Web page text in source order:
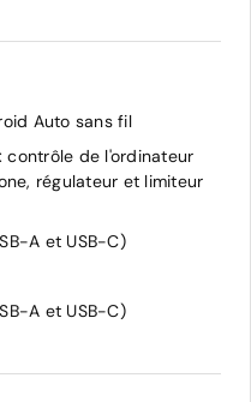
Auto sans fil
contrôle de l'ordinateur
régulateur et limiteur
A et USB-C)
A et USB-C)